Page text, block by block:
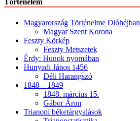
Történelem
Magyarország Történelme Dióhéjban
Magyar Szent Korona
Feszty Körkép
Feszty Metszetek
Érdy: Hunok nyomában
Hunyadi János 1456
Déli Harangszó
1848 – 1849
1848. március 15.
Gábor Áron
Trianoni béketárgyalások